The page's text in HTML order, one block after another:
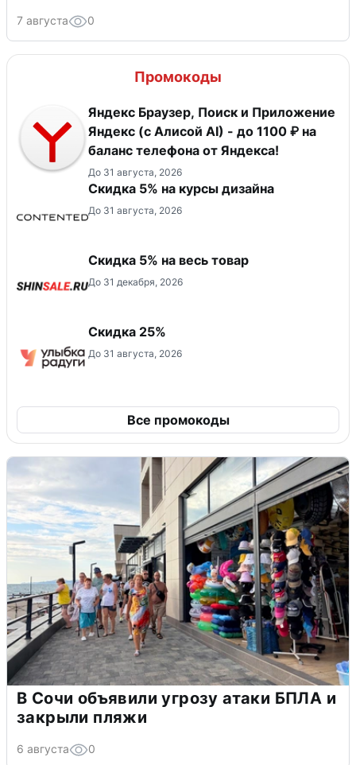
7 августа 0
Промокоды
Яндекс Браузер, Поиск и Приложение
Яндекс (с Алисой AI) - до 1100 ₽ на
баланс телефона от Яндекса!
До 31 августа, 2026
Скидка 5% на курсы дизайна
До 31 августа, 2026
Скидка 5% на весь товар
До 31 декабря, 2026
Скидка 25%
До 31 августа, 2026
Все промокоды
В Сочи объявили угрозу атаки БПЛА и
закрыли пляжи
6 августа 0